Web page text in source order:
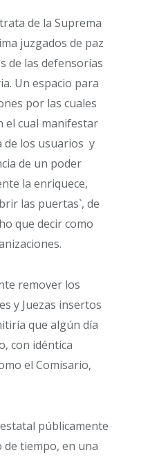
de la Suprema
juzgados de paz
de las defensorías
Un espacio para
por las cuales
el cual manifestar
de los usuarios y
de un poder
la enriquece,
las puertas`, de
que decir como
remover los
y Juezas insertos
que algún día
con idéntica
el Comisario,
públicamente
de tiempo, en una